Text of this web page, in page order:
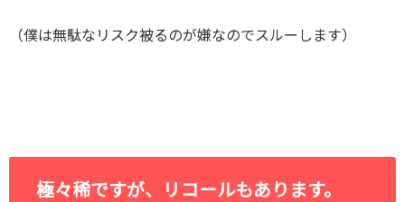
（僕は無駄なリスク被るのが嫌なのでスルーします）
極々稀ですが、リコールもあります。